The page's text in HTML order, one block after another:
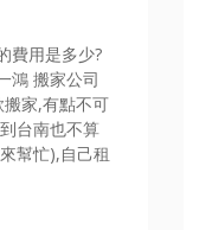
費用是多少?
鴻 搬家公司
家,有點不可
台南也不算
幫忙),自己租